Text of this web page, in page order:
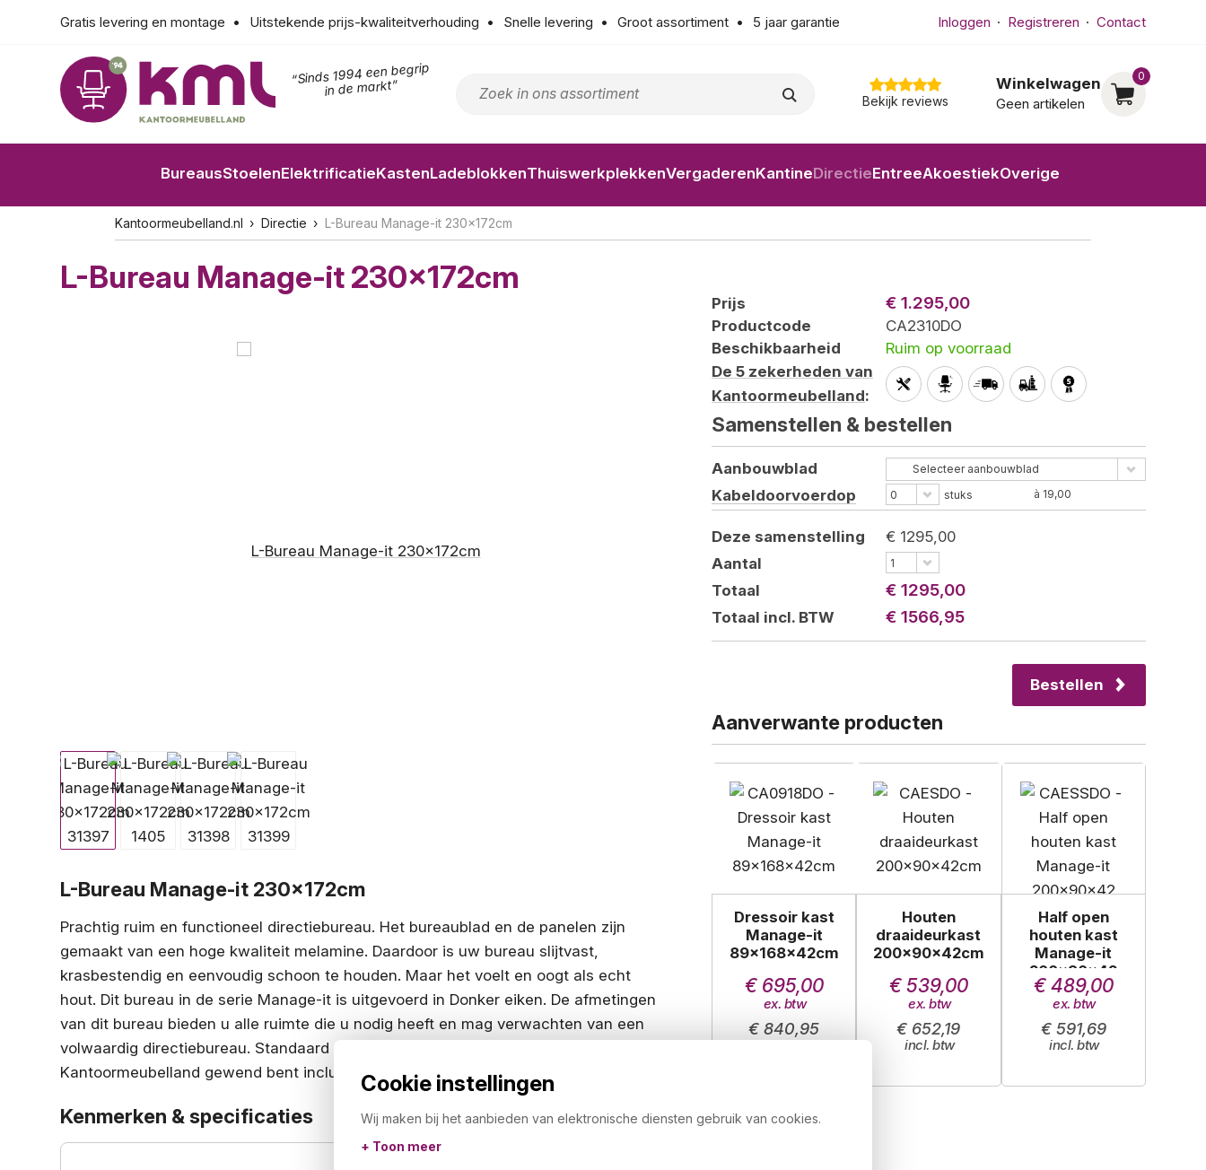
Gratis levering en montage Uitstekende prijs-kwaliteitverhouding Snelle levering Groot assortiment 5 jaar garantie Inloggen Registreren Contact
“Sinds 1994 een begrip
in de markt”
Bekijk reviews
Winkelwagen
Geen artikelen
0
BureausStoelenElektrificatieKastenLadeblokkenThuiswerkplekkenVergaderenKantineDirectieEntreeAkoestiekOverige
Kantoormeubelland.nl Directie L-Bureau Manage-it 230x172cm
L-Bureau Manage-it 230x172cm
L-Bureau Manage-it 230x172cm
Prachtig ruim en functioneel directiebureau. Het bureaublad en de panelen zijn
gemaakt van een hoge kwaliteit melamine. Daardoor is uw bureau slijtvast,
krasbestendig en eenvoudig schoon te houden. Maar het voelt en oogt als echt
hout. Dit bureau in de serie Manage-it is uitgevoerd in Donker eiken. De afmetingen
van dit bureau bieden u alle ruimte die u nodig heeft en mag verwachten van een
volwaardig directiebureau. Standaard geleverd met ladeblok en zoals u van
Kantoormeubelland gewend bent inclusief montage op locatie.
Kenmerken & specificaties
Prijs € 1.295,00
Productcode
CA2310DO
Beschikbaarheid
Ruim op voorraad
De 5 zekerheden van
Kantoormeubelland:
Samenstellen & bestellen
Aanbouwblad Selecteer aanbouwblad
Kabeldoorvoerdop 0 stuks à 19,00
Deze samenstelling
€ 1295,00
Aantal
1
Totaal € 1295,00
Totaal incl. BTW € 1566,95
Bestellen
Aanverwante producten
Dressoir kast
Manage-it
89x168x42cm
€ 695,00
€ 840,95
Houten
draaideurkast
200x90x42cm
€ 539,00
€ 652,19
Half open
houten kast
Manage-it
200x90x42
€ 489,00
€ 591,69
Cookie instellingen
Wij maken bij het aanbieden van elektronische diensten gebruik van cookies.
+ Toon meer